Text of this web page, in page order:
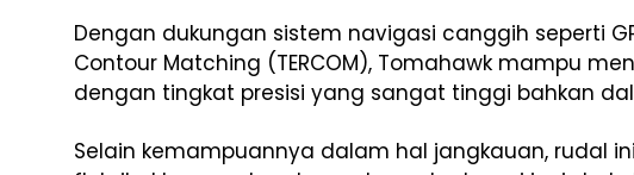
Dengan dukungan sistem navigasi canggih seperti
Contour Matching (TERCOM), Tomahawk mampu
dengan tingkat presisi yang sangat tinggi bahkan
Selain kemampuannya dalam hal jangkauan, rudal